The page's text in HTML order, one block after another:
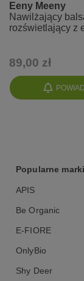
Eeny Meeny
Nawilżający
rozświetlający z
89,00 zł
Popularne
APIS
Be Organic
E-FIORE
OnlyBio
Shy Deer